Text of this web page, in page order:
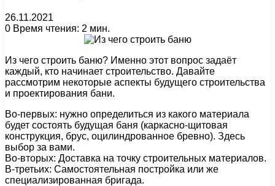
26.11.2021
0 Время чтения: 2 мин.
Из чего строить баню? Именно этот вопрос задаёт
каждый, кто начинает строительство. Давайте
рассмотрим некоторые аспекты будущего строительства
и проектирования бани.
Во-первых: нужно определиться из какого материала
будет состоять будущая баня (каркасно-щитовая
конструкция, брус, оцилиндрованное бревно). Здесь
выбор за вами.
Во-вторых: Доставка на точку строительных материалов.
В-третьих: Самостоятельная постройка или же
специализированная бригада.